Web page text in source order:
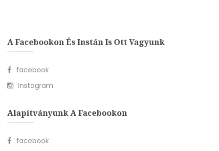
A Facebookon És Instán Is Ott Vagyunk
facebook
Instagram
Alapítványunk A Facebookon
facebook